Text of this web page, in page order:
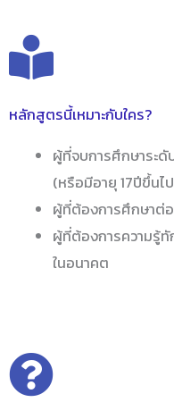
หลักสูตรนี้เหมาะกับใคร?
ผู้ที่จบการศึกษาระ
(หรือมีอายุ 17ปีขึ้นไ
ผู้ที่ต้องการศึกษาต่
ผู้ที่ต้องการความรู้ทั
ในอนาคต